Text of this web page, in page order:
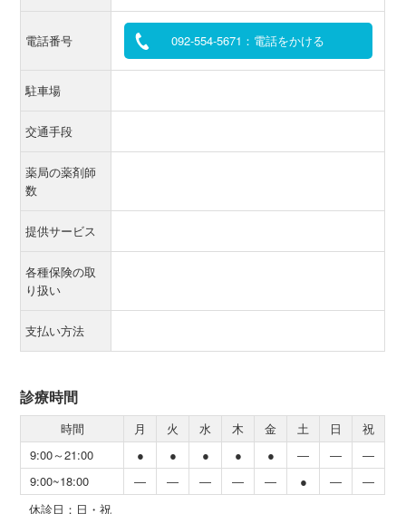
電話番号 092-554-5671：電話をかける
駐車場
交通手段
薬局の薬剤師
数
提供サービス
各種保険の取
り扱い
支払い方法
診療時間
時間 月 火 水 木 金 土 日
祝
9:00～21:00
● ● ● ● ● ― ―
―
9:00~18:00
― ― ― ― ― ● ―
―
休診日：日・祝